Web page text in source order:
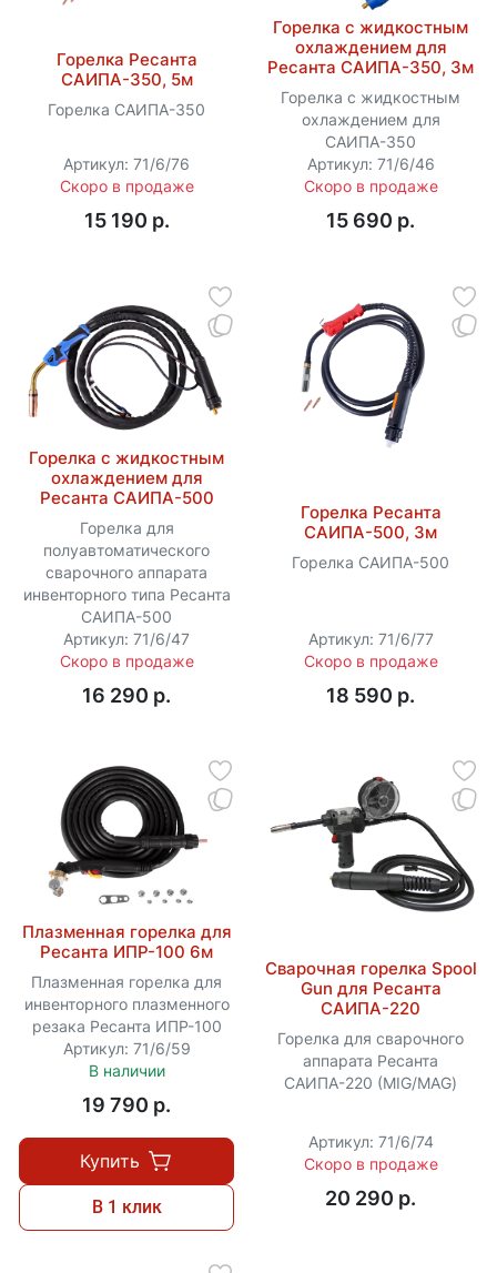
Горелка Ресанта
САИПА-350, 5м
Горелка САИПА-350
Артикул: 71/6/76
Скоро в продаже
15 190 p.
Горелка с жидкостным
охлаждением для
Ресанта САИПА-350, 3м
Горелка с жидкостным
охлаждением для
САИПА-350
Артикул: 71/6/46
Скоро в продаже
15 690 p.
Горелка с жидкостным
охлаждением для
Ресанта САИПА-500
Горелка для
полуавтоматического
сварочного аппарата
инвенторного типа Ресанта
САИПА-500
Артикул: 71/6/47
Скоро в продаже
16 290 p.
Горелка Ресанта
САИПА-500, 3м
Горелка САИПА-500
Артикул: 71/6/77
Скоро в продаже
18 590 p.
Плазменная горелка для
Ресанта ИПР-100 6м
Плазменная горелка для
инвенторного плазменного
резака Ресанта ИПР-100
Артикул: 71/6/59
В наличии
19 790 p.
Купить
В 1 клик
Сварочная горелка Spool
Gun для Ресанта
САИПА-220
Горелка для сварочного
аппарата Ресанта
САИПА-220 (MIG/MAG)
Артикул: 71/6/74
Скоро в продаже
20 290 p.